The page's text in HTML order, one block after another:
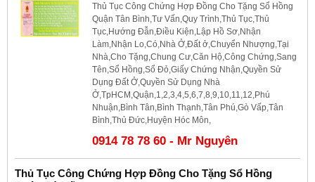
Thủ Tục Công Chứng Hợp Đồng Cho Tặng Sổ Hồng
Quận Tân Bình,Tư Vấn,Quy Trình,Thủ Tục,Thủ
Tục,Hướng Đẫn,Điều Kiện,Lập Hồ Sơ,Nhận
Làm,Nhận Lo,Có,Nhà Ở,Đất ở,Chuyển Nhượng,Tại
Nhà,Cho Tặng,Chung Cư,Căn Hộ,Công Chứng,Sang
Tên,Sổ Hồng,Sổ Đỏ,Giấy Chứng Nhận,Quyền Sử
Dụng Đất Ở,Quyền Sử Dụng Nhà
Ở,TpHCM,Quận,1,2,3,4,5,6,7,8,9,10,11,12,Phú
Nhuận,Bình Tân,Bình Thạnh,Tân Phú,Gò Vấp,Tân
Bình,Thủ Đức,Huyện Hóc Môn,
0914 78 78 60 - Mr Nguyên
Thủ Tục Công Chứng Hợp Đồng Cho Tặng Sổ Hồng